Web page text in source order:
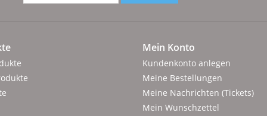
Mein Konto
Kundenkonto anlegen
Meine Bestellungen
Meine Nachrichten (Tickets)
Mein Wunschzettel